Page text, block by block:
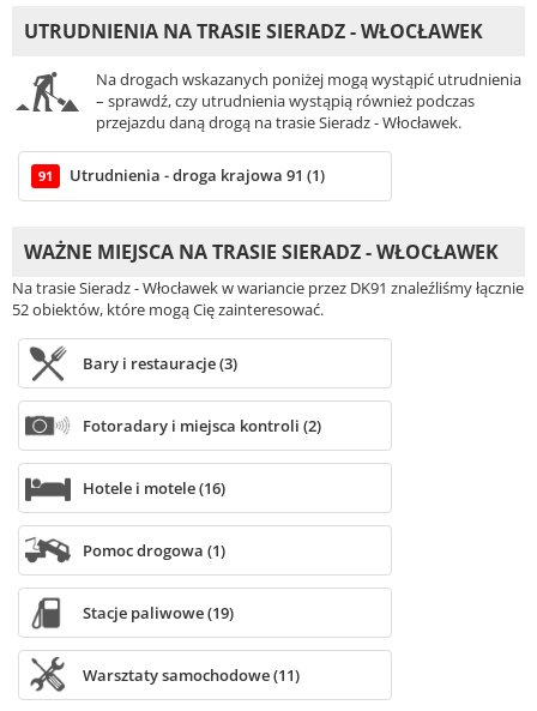
UTRUDNIENIA NA TRASIE SIERADZ - WŁOCŁAWEK
Na drogach wskazanych poniżej mogą wystąpić utrudnienia
– sprawdź, czy utrudnienia wystąpią również podczas
przejazdu daną drogą na trasie Sieradz - Włocławek.
91 Utrudnienia - droga krajowa 91 (1)
WAŻNE MIEJSCA NA TRASIE SIERADZ - WŁOCŁAWEK
Na trasie Sieradz - Włocławek w wariancie przez DK91 znaleźliśmy łącznie
52 obiektów, które mogą Cię zainteresować.
Bary i restauracje (3)
Fotoradary i miejsca kontroli (2)
Hotele i motele (16)
Pomoc drogowa (1)
Stacje paliwowe (19)
Warsztaty samochodowe (11)